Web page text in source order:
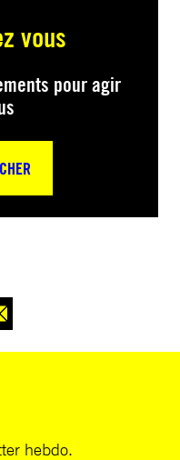
vous
pour agir
hebdo.